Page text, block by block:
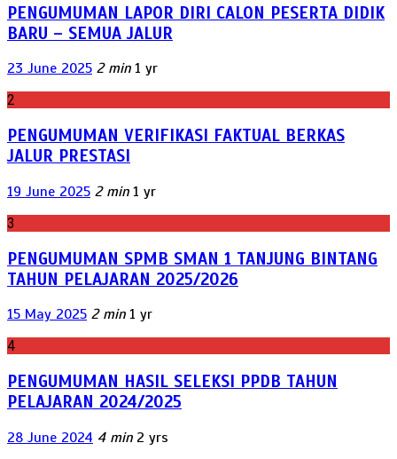
PENGUMUMAN LAPOR DIRI CALON PESERTA DIDIK
BARU – SEMUA JALUR
23 June 2025 2 min 1 yr
2
PENGUMUMAN VERIFIKASI FAKTUAL BERKAS
JALUR PRESTASI
19 June 2025 2 min 1 yr
3
PENGUMUMAN SPMB SMAN 1 TANJUNG BINTANG
TAHUN PELAJARAN 2025/2026
15 May 2025 2 min 1 yr
4
PENGUMUMAN HASIL SELEKSI PPDB TAHUN
PELAJARAN 2024/2025
28 June 2024 4 min 2 yrs